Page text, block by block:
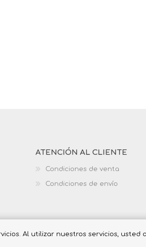
ATENCIÓN AL CLIENTE
Condiciones de venta
Condiciones de envío
Al utilizar nuestros servicios, usted